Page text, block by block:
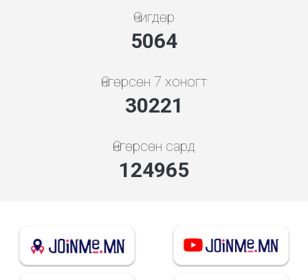
Өчигдөр
5453
Өнгөрсөн 7 хоногт
32545
Өнгөрсөн сард
134577